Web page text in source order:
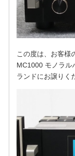
この度は、お客様
MC1000 モノラル
ランドにお譲りく